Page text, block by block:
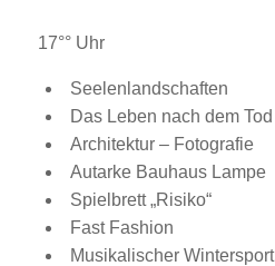
17°° Uhr
Seelenlandschaften
Das Leben nach dem Tod
Architektur – Fotografie
Autarke Bauhaus Lampe
Spielbrett „Risiko“
Fast Fashion
Musikalischer Wintersport